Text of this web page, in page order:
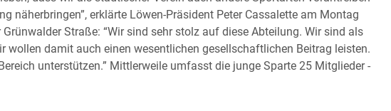
näherbringen”, erklärte Löwen-Präsident Peter Cassalette am Montag
Straße: “Wir sind sehr stolz auf diese Abteilung. Wir sind als
wollen damit auch einen wesentlichen gesellschaftlichen Beitrag leisten.
unterstützen.” Mittlerweile umfasst die junge Sparte 25 Mitglieder -